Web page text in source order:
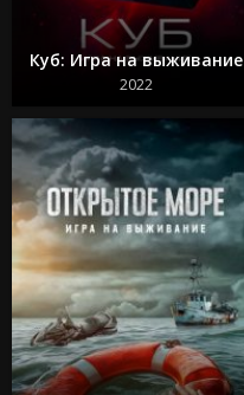
Куб: Игра на выживание
2022